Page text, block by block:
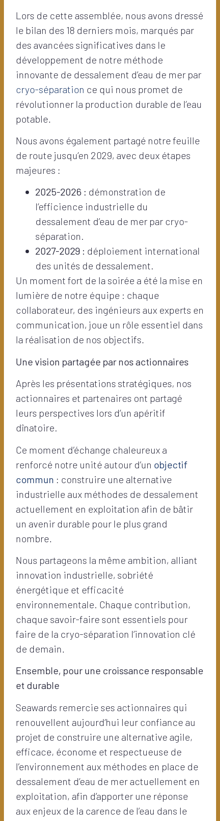
Lors de cette assemblée, nous avons dressé
le bilan des 18 derniers mois, marqués par
des avancées significatives dans le
développement de notre méthode
innovante de dessalement d’eau de mer par
cryo-séparation ce qui nous promet de
révolutionner la production durable de l’eau
potable.
Nous avons également partagé notre feuille
de route jusqu’en 2029, avec deux étapes
majeures :
2025-2026 : démonstration de
l’efficience industrielle du
dessalement d’eau de mer par cryo-
séparation.
2027-2029 : déploiement international
des unités de dessalement.
Un moment fort de la soirée a été la mise en
lumière de notre équipe : chaque
collaborateur, des ingénieurs aux experts en
communication, joue un rôle essentiel dans
la réalisation de nos objectifs.
Une vision partagée par nos actionnaires
Après les présentations stratégiques, nos
actionnaires et partenaires ont partagé
leurs perspectives lors d’un apéritif
dînatoire.
Ce moment d’échange chaleureux a
renforcé notre unité autour d’un objectif
commun : construire une alternative
industrielle aux méthodes de dessalement
actuellement en exploitation afin de bâtir
un avenir durable pour le plus grand
nombre.
Nous partageons la même ambition, alliant
innovation industrielle, sobriété
énergétique et efficacité
environnementale. Chaque contribution,
chaque savoir-faire sont essentiels pour
faire de la cryo-séparation l’innovation clé
de demain.
Ensemble, pour une croissance responsable
et durable
Seawards remercie ses actionnaires qui
renouvellent aujourd’hui leur confiance au
projet de construire une alternative agile,
efficace, économe et respectueuse de
l’environnement aux méthodes en place de
dessalement d’eau de mer actuellement en
exploitation, afin d’apporter une réponse
aux enjeux de la carence de l’eau dans le